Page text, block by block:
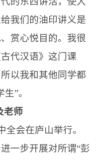
我们的油印讲义是
赏心悦目的。我很
代汉语》这门课
以我和其他同学都
”。
老师
全会在庐山举行。
一步开展对所谓“彭